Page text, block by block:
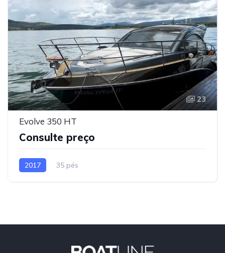
23
Evolve 350 HT
Consulte preço
2017 35 pés